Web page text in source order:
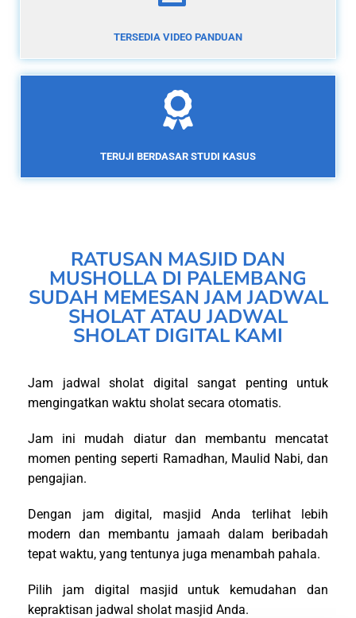
TERSEDIA VIDEO PANDUAN
TERUJI BERDASAR STUDI KASUS
RATUSAN MASJID DAN
MUSHOLLA DI PALEMBANG
SUDAH MEMESAN JAM JADWAL
SHOLAT ATAU JADWAL
SHOLAT DIGITAL KAMI
Jam jadwal sholat digital sangat penting untuk
mengingatkan waktu sholat secara otomatis.
Jam ini mudah diatur dan membantu mencatat
momen penting seperti Ramadhan, Maulid Nabi, dan
pengajian.
Dengan jam digital, masjid Anda terlihat lebih
modern dan membantu jamaah dalam beribadah
tepat waktu, yang tentunya juga menambah pahala.
Pilih jam digital masjid untuk kemudahan dan
kepraktisan jadwal sholat masjid Anda.